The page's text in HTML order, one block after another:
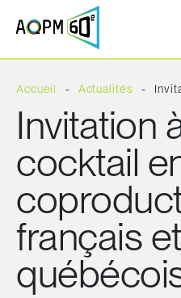
Accueil Actualités
Invitation
cocktail
français et